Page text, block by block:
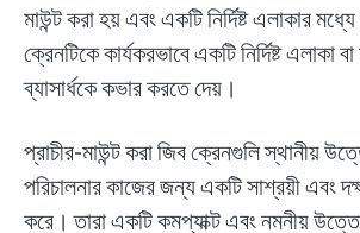
মাউন্ট করা হয় এবং একটি নির্দিষ্ট এলাকার
ক্রেনটিকে কার্যকরভাবে একটি নির্দিষ্ট এলাকা
ব্যাসার্ধকে কভার করতে দেয়।
প্রাচীর-মাউন্ট করা জিব ক্রেনগুলি স্থানীয়
পরিচালনার কাজের জন্য একটি সাশ্রয়ী এবং
করে। তারা একটি কমপ্যাক্ট এবং নমনীয়